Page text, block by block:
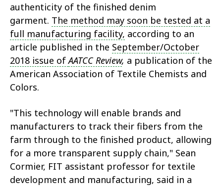
authenticity of the finished denim
garment. The method may soon be tested at a
full manufacturing facility, according to an
article published in the September/October
2018 issue ofAATCC Review, a publication of the
American Association of Textile Chemists and
Colors.
"This technology will enable brands and
manufacturers to track their fibers from the
farm through to the finished product, allowing
for a more transparent supply chain," Sean
Cormier, FIT assistant professor for textile
development and manufacturing, said in a